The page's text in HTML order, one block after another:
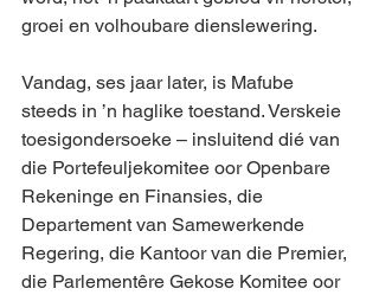
groei en volhoubare dienslewering.
Vandag, ses jaar later, is Mafube
steeds in ’n haglike toestand. Verskeie
toesigondersoeke – insluitend dié van
die Portefeuljekomitee oor Openbare
Rekeninge en Finansies, die
Departement van Samewerkende
Regering, die Kantoor van die Premier,
die Parlementêre Gekose Komitee oor